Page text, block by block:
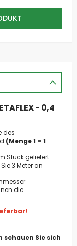
- 0,4
des
(Menge 1 = 1
Stück geliefert
3 Meter an
die
schauen Sie sich